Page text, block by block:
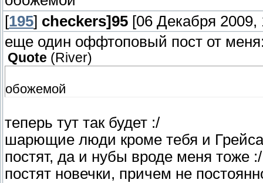
[195] checkers]95 [06 Декабря 2009,
еще один оффтоповый пост от
Quote ( River)
обожемой
теперь тут так будет :/
шарющие люди кроме тебя и Грейса
постят, да и нубы вроде меня тоже :/
постят новечки, причем не